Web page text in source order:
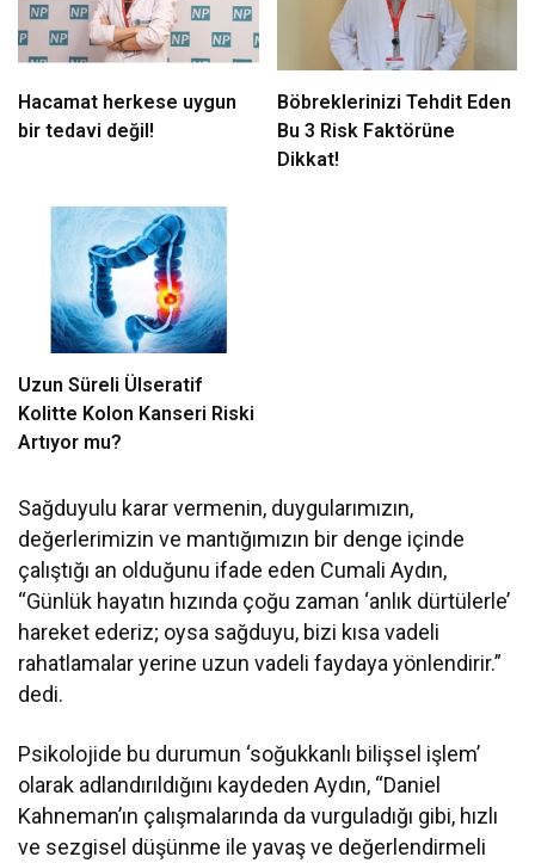
Hacamat herkese uygun
bir tedavi değil!
Böbreklerinizi Tehdit Eden
Bu 3 Risk Faktörüne
Dikkat!
Uzun Süreli Ülseratif
Kolitte Kolon Kanseri Riski
Artıyor mu?
Sağduyulu karar vermenin, duygularımızın,
değerlerimizin ve mantığımızın bir denge içinde
çalıştığı an olduğunu ifade eden Cumali Aydın,
“Günlük hayatın hızında çoğu zaman ‘anlık dürtülerle’
hareket ederiz; oysa sağduyu, bizi kısa vadeli
rahatlamalar yerine uzun vadeli faydaya yönlendirir.”
dedi.
Psikolojide bu durumun ‘soğukkanlı bilişsel işlem’
olarak adlandırıldığını kaydeden Aydın, “Daniel
Kahneman’ın çalışmalarında da vurguladığı gibi, hızlı
ve sezgisel düşünme ile yavaş ve değerlendirmeli